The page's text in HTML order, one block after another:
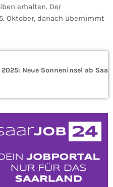
erhalten. Der
Oktober, danach übernimmt